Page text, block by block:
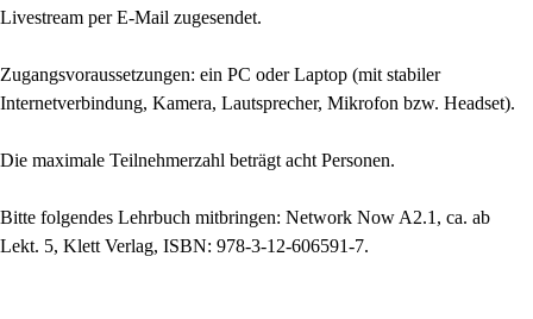
Livestream per E-Mail zugesendet.
Zugangsvoraussetzungen: ein PC oder Laptop (mit stabiler
Internetverbindung, Kamera, Lautsprecher, Mikrofon bzw. Headset).
Die maximale Teilnehmerzahl beträgt acht Personen.
Bitte folgendes Lehrbuch mitbringen: Network Now A2.1, ca. ab
Lekt. 5, Klett Verlag, ISBN: 978-3-12-606591-7.